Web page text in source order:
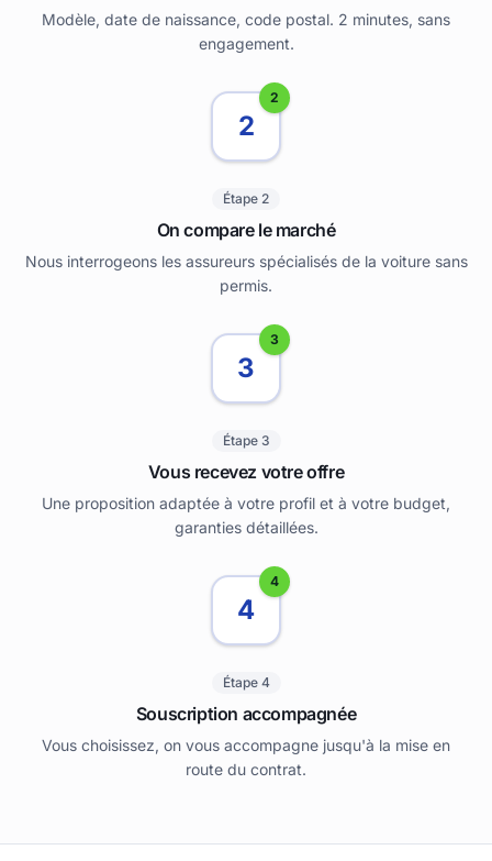
Modèle, date de naissance, code postal. 2 minutes, sans
engagement.
2
2
Étape 2
On compare le marché
Nous interrogeons les assureurs spécialisés de la voiture sans
permis.
3
3
Étape 3
Vous recevez votre offre
Une proposition adaptée à votre profil et à votre budget,
garanties détaillées.
4
4
Étape 4
Souscription accompagnée
Vous choisissez, on vous accompagne jusqu'à la mise en
route du contrat.